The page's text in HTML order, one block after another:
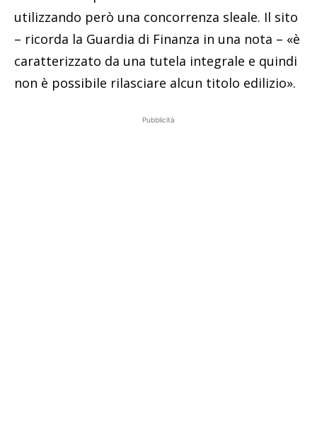
utilizzando però una concorrenza sleale. Il sito
– ricorda la Guardia di Finanza in una nota – «è
caratterizzato da una tutela integrale e quindi
non è possibile rilasciare alcun titolo edilizio».
Pubblicità